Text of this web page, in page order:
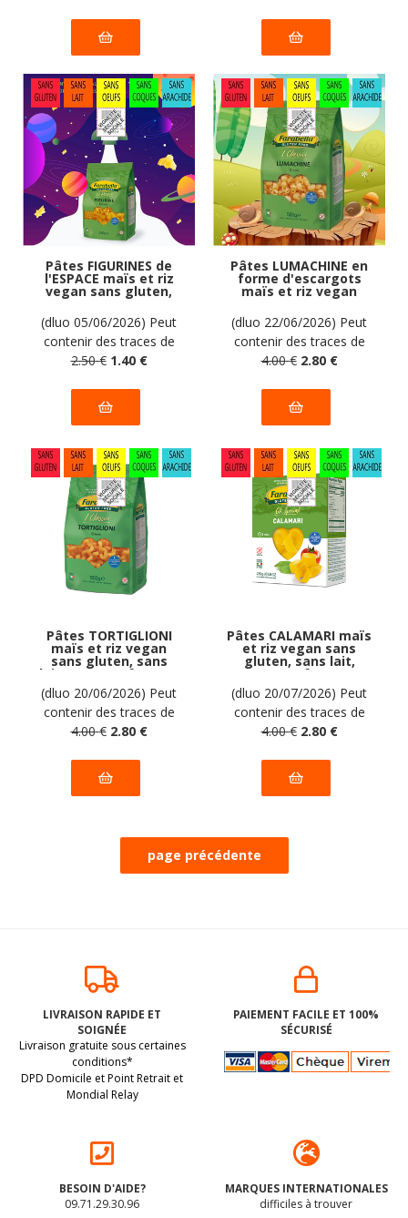
fabricant.
fabricant.
Pâtes FIGURINES de
l'ESPACE maïs et riz
vegan sans gluten,
sans lait, sans oeufs,
sans coque, sans
arachide Farabella :
250g
(dluo 05/06/2026) Peut
contenir des traces de
soja. Pas d'autres traces
fabricant.
2.50 € 1.40 €
Pâtes LUMACHINE en
forme d'escargots
maïs et riz vegan
sans gluten, sans
lait, sans oeufs, sans
coque, sans arachide
Farabella : 500g
(dluo 22/06/2026) Peut
contenir des traces de
soja. Pas d'autres traces
fabricant.
4.00 € 2.80 €
Pâtes TORTIGLIONI
maïs et riz vegan
sans gluten, sans
lait, sans oeufs, sans
coque, sans arachide
Farabella : 500g
(dluo 20/06/2026) Peut
contenir des traces de
soja. Pas d'autres traces
fabricant.
4.00 € 2.80 €
Pâtes CALAMARI maïs
et riz vegan sans
gluten, sans lait,
sans oeufs, sans
coque, sans arachide
Farabella : 250g
(dluo 20/07/2026) Peut
contenir des traces de
soja. Pas d'autres traces
fabricant.
4.00 € 2.80 €
LIVRAISON RAPIDE ET
SOIGNÉE
Livraison gratuite sous certaines
conditions*
DPD Domicile et Point Retrait et
Mondial Relay
PAIEMENT FACILE ET 100%
SÉCURISÉ
BESOIN D'AIDE?
09.71.29.30.96
MARQUES INTERNATIONALES
difficiles à trouver